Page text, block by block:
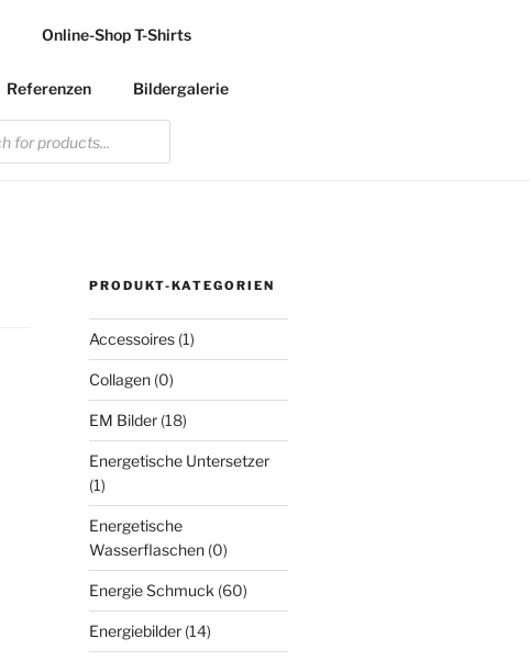
Online-Shop T-Shirts
Referenzen Bildergalerie
PRODUKT-KATEGORIEN
Accessoires (1)
Collagen (0)
EM Bilder (18)
Energetische Untersetzer
(1)
Energetische
Wasserflaschen (0)
Energie Schmuck (60)
Energiebilder (14)